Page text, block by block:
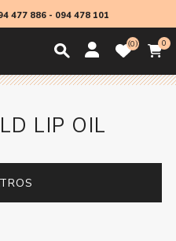
477 886- 094 478 101
0 0
LIP OIL